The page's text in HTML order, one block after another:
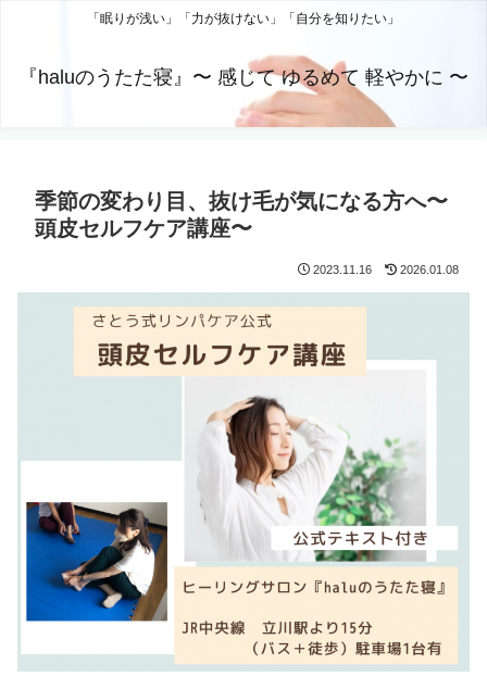
「眠りが浅い」「力が抜けない」「自分を知りたい」
『haluのうたた寝』〜 感じて ゆるめて 軽やかに 〜
季節の変わり目、抜け毛が気になる方へ〜
頭皮セルフケア講座〜
2023.11.16 2026.01.08